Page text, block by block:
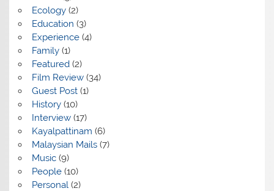
Ecology(2)
Education (3)
Experience(4)
Family(1)
Featured(2)
Film Review(34)
Guest Post(1)
History(10)
Interview(17)
Kayalpattinam (6)
Malaysian Mails(7)
Music(9)
People(10)
Personal(2)